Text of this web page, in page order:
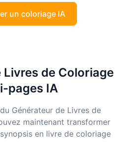
un coloriage IA
de Coloriage
pages IA
Générateur de Livres de
maintenant transformer
en livre de coloriage